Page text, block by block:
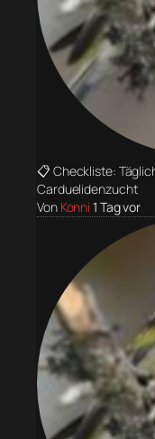
📋 Checkliste:
Carduelidenzucht
Von Konni 1 Tag vor